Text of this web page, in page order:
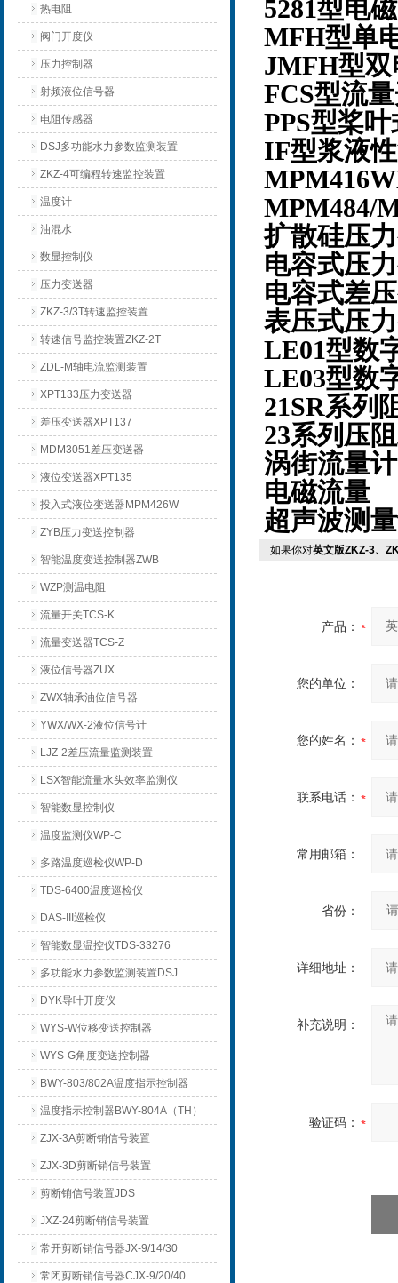
热电阻
阀门开度仪
压力控制器
射频液位信号器
电阻传感器
DSJ多功能水力参数监测装置
ZKZ-4可编程转速监控装置
温度计
油混水
数显控制仪
压力变送器
ZKZ-3/3T转速监控装置
转速信号监控装置ZKZ-2T
ZDL-M轴电流监测装置
XPT133压力变送器
差压变送器XPT137
MDM3051差压变送器
液位变送器XPT135
投入式液位变送器MPM426W
ZYB压力变送控制器
智能温度变送控制器ZWB
WZP测温电阻
流量开关TCS-K
流量变送器TCS-Z
液位信号器ZUX
ZWX轴承油位信号器
YWX/WX-2液位信号计
LJZ-2差压流量监测装置
LSX智能流量水头效率监测仪
智能数显控制仪
温度监测仪WP-C
多路温度巡检仪WP-D
TDS-6400温度巡检仪
DAS-III巡检仪
智能数显温控仪TDS-33276
多功能水力参数监测装置DSJ
DYK导叶开度仪
WYS-W位移变送控制器
WYS-G角度变送控制器
BWY-803/802A温度指示控制器
温度指示控制器BWY-804A（TH）
ZJX-3A剪断销信号装置
ZJX-3D剪断销信号装置
剪断销信号装置JDS
JXZ-24剪断销信号装置
常开剪断销信号器JX-9/14/30
常闭剪断销信号器CJX-9/20/40
5281型电
MFH型单
JMFH型
FCS型流
PPS型桨
IF型浆液
MPM484/
扩散硅压
电容式压
电容式差
表压式压
LE01型数
LE03型数
21SR系列
23系列压
涡街流量计
电磁流量
超声波测
如果你对英文版ZKZ-3、
产品：
您的单位：
您的姓名：
联系电话：
常用邮箱：
省份：
详细地址：
补充说明：
验证码：